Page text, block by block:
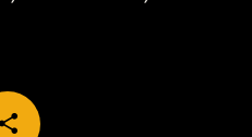
share
email